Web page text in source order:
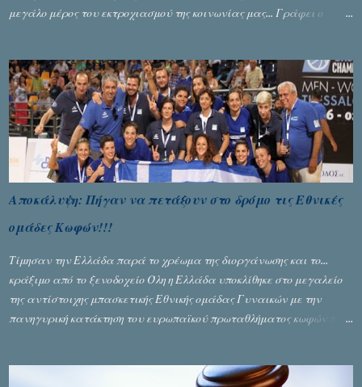
μεγάλο μέρος του εκτροχιασμού της κοινωνίας μας... Γράφει ο
Αποκάλυψη: Πήγαν να πετάξουν στο δρόμο τις Εθνικές
ομάδες Κωφών!!!
Τίμησαν την Ελλάδα παρά το χρέωμα της διοργάνωσης και το...
κράξιμο από το ξενοδοχείο Όλη η Ελλάδα υποκλίθηκε στο μεγαλείο
της αντίστοιχης μπασκετικής Εθνικής ομάδας Γυναικών με την
πανηγυρική κατάκτηση του ευρωπαϊκού πρωταθλήματος κωφών που
Ζέρβα με την πορεία τους που ολοκληρώθηκε με τη νίκη τους στον